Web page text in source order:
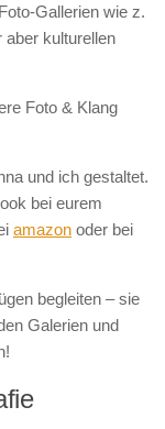
Gallerien wie z.
aber kulturellen
Foto & Klang
und ich gestaltet.
bei eurem
amazon oder bei
begleiten – sie
Galerien und